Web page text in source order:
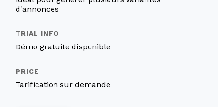
d'annonces
Démo gratuite disponible
Tarification sur demande